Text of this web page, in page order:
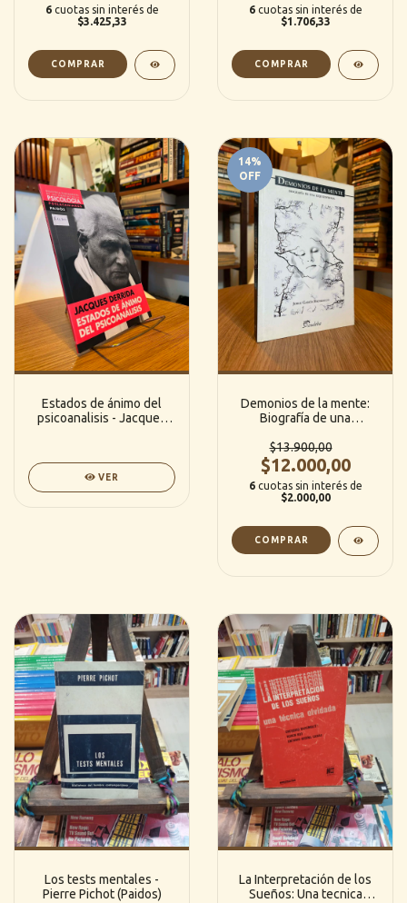
6 cuotas sin interés de
$3.425,33
6 cuotas sin interés de
$1.706,33
Estados de ánimo del
psicoanalisis - Jacques
VER
14%
OFF
Demonios de la mente:
Biografía de una
Editorial)
$13.900,00
$12.000,00
6 cuotas sin interés de
$2.000,00
Los tests mentales -
Pierre Pichot (Paidos)
La Interpretación de los
Sueños: Una tecnica